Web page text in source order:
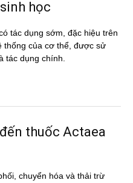
học
tác dụng sớm, đặc hiệu trên
thống của cơ thể, được sử
tác dụng chính.
thuốc Actaea
chuyển hóa và thải trừ